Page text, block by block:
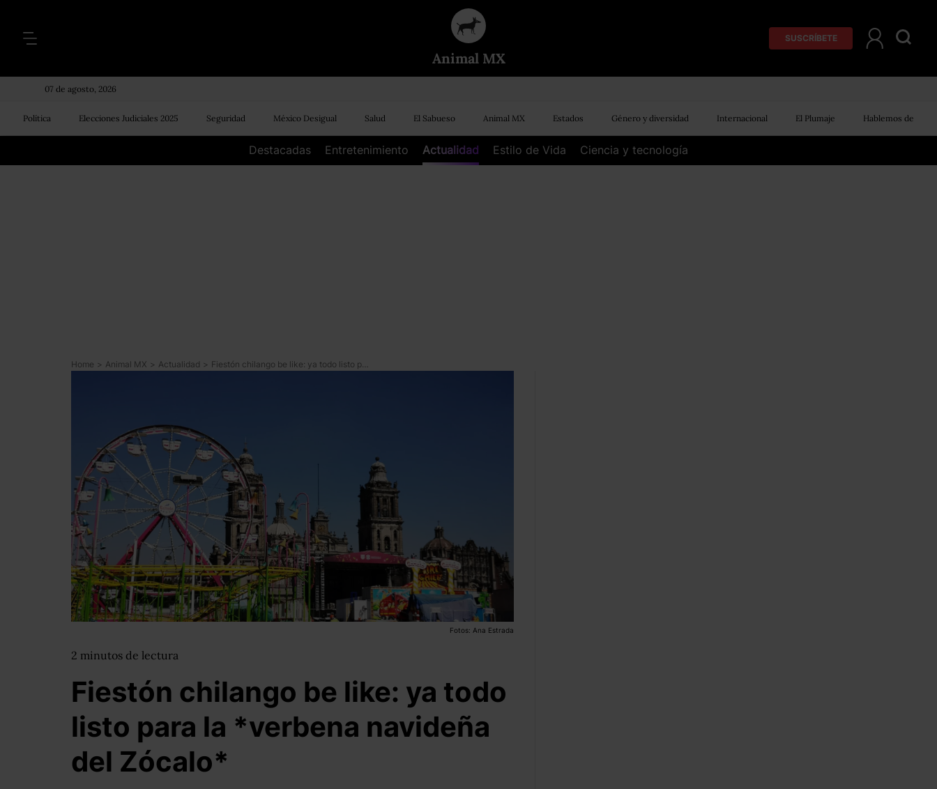
Animal MX
SUSCRÍBETE
07 de agosto, 2026
Política Elecciones Judiciales 2025 Seguridad México Desigual Salud El Sabueso Animal MX Estados Género y diversidad Internacional El Plumaje Hablemos de
Destacadas Entretenimiento Actualidad Estilo de Vida Ciencia y tecnología
Home > Animal MX > Actualidad > Fiestón chilango be like: ya todo listo para la *verbena navideña del Zócalo*
Fotos: Ana Estrada
2 minutos de lectura
Fiestón chilango be like: ya todo
listo para la *verbena navideña
del Zócalo*